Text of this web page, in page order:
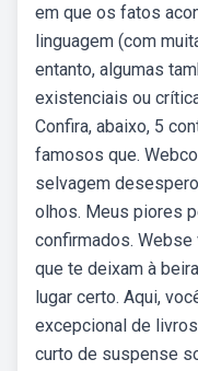
em que os fatos
linguagem (com
entanto, algumas
existenciais ou
Confira, abaixo, 5
famosos que.
selvagem
olhos. Meus piores
confirmados.
que te deixam à
lugar certo. Aqui,
excepcional de
curto de suspense